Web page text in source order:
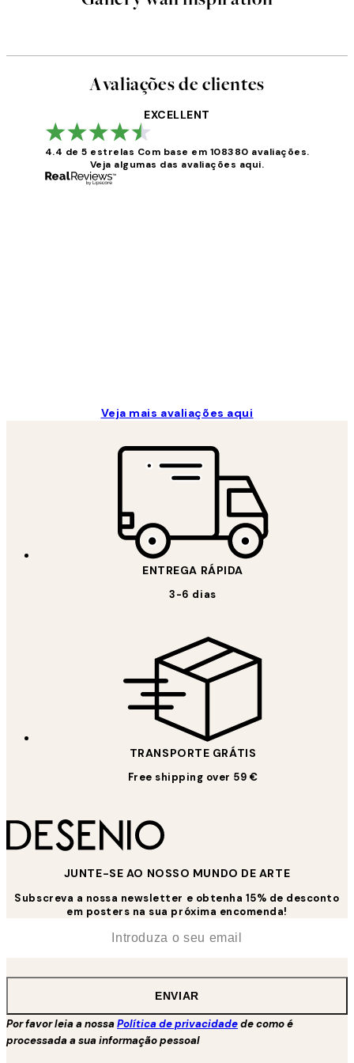
Avaliações de clientes
EXCELLENT
4.4 de 5 estrelas Com base em 108380 avaliações.
Veja algumas das avaliações aqui.
Veja mais avaliações aqui
ENTREGA RÁPIDA
3-6 dias
TRANSPORTE GRÁTIS
Free shipping over 59 €
JUNTE-SE AO NOSSO MUNDO DE ARTE
Subscreva a nossa newsletter e obtenha 15% de desconto
em posters na sua próxima encomenda!
ENVIAR
Por favor leia a nossaPolítica de privacidadede como é
processada a sua informação pessoal